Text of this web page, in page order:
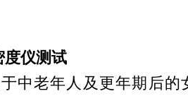
度仪测试
中老年人及更年期后的